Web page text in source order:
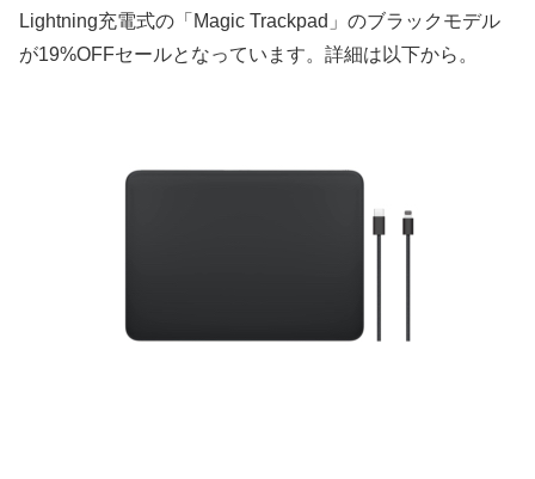
Lightning充電式の「Magic Trackpad」のブラックモデル
が19%OFFセールとなっています。詳細は以下から。